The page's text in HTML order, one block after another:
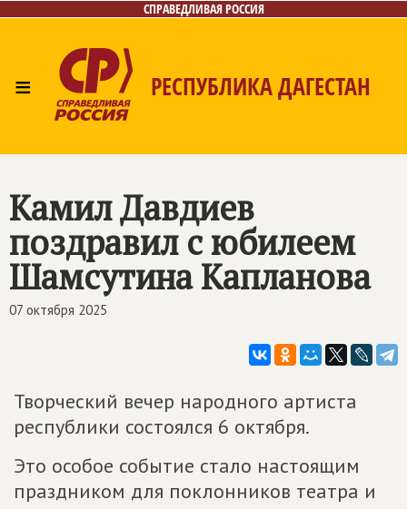
СПРАВЕДЛИВАЯ РОССИЯ
≡ РЕСПУБЛИКА ДАГЕСТАН
Камил Давдиев
поздравил с юбилеем
Шамсутина Капланова
07 октября 2025
Творческий вечер народного артиста
республики состоялся 6 октября.
Это особое событие стало настоящим
праздником для поклонников театра и